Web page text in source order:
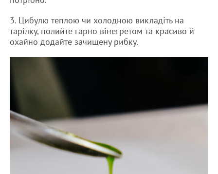
3. Цибулю теплою чи холодною викладіть на
тарілку, полийте гарно вінегретом та красиво й
охайно додайте зачищену рибку.